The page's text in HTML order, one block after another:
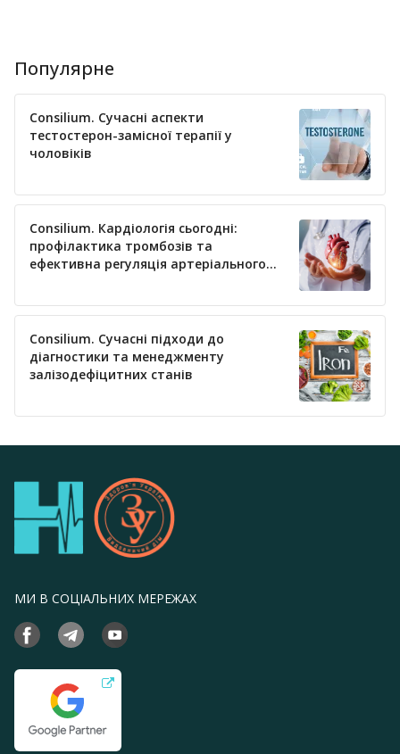
Популярне
Consilium. Сучасні аспекти
тестостерон-замісної терапії у
чоловіків
Consilium. Кардіологія сьогодні:
профілактика тромбозів та
ефективна регуляція артеріального
Consilium. Сучасні підходи до
діагностики та менеджменту
залізодефіцитних станів
МИ В СОЦІАЛЬНИХ МЕРЕЖАХ